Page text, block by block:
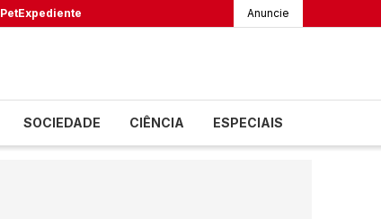
PetExpediente Anuncie
SOCIEDADE CIÊNCIA ESPECIAIS